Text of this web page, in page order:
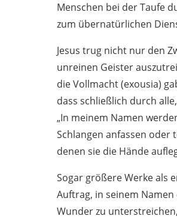
Menschen bei der Taufe
zum übernatürlichen
Jesus trug nicht nur den
unreinen Geister
die Vollmacht (exousia)
dass schließlich durch
„In meinem Namen
Schlangen anfassen oder
denen sie die Hände
Sogar größere Werke als
Auftrag, in seinem
Wunder zu